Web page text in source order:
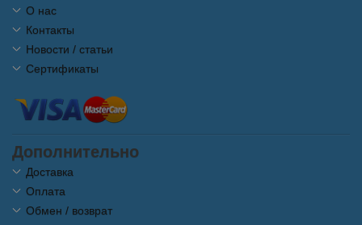
О нас
Контакты
Новости / статьи
Сертификаты
Дополнительно
Доставка
Оплата
Обмен / возврат